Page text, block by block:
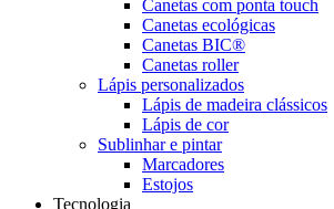
Canetas com ponta touch
Canetas ecológicas
Canetas BIC®
Canetas roller
Lápis personalizados
Lápis de madeira clássicos
Lápis de cor
Sublinhar e pintar
Marcadores
Estojos
Tecnologia